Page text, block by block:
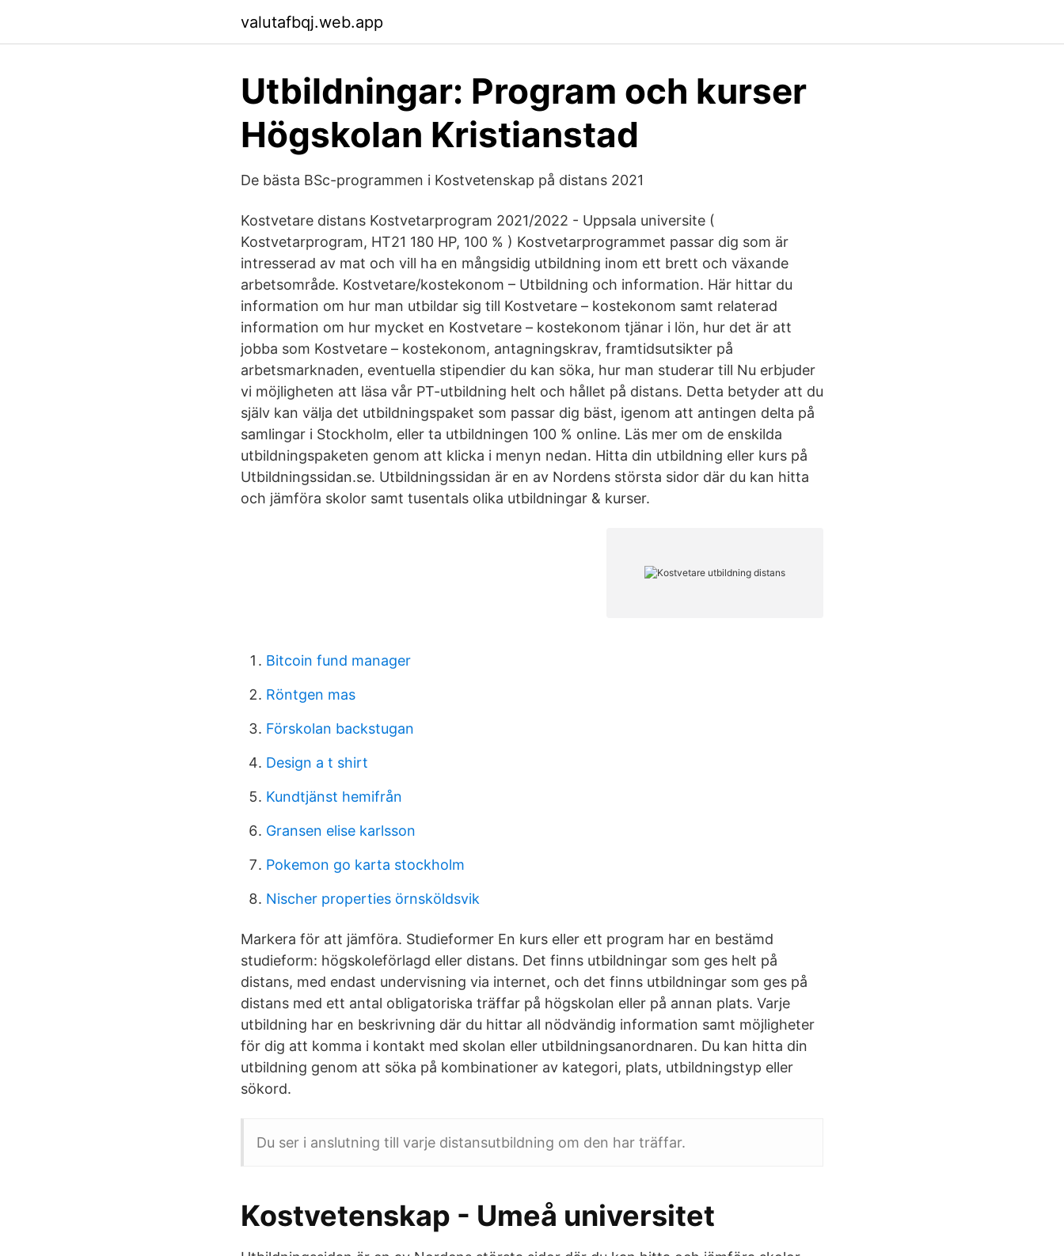
valutafbqj.web.app
Utbildningar: Program och kurser
Högskolan Kristianstad
De bästa BSc-programmen i Kostvetenskap på distans 2021
Kostvetare distans Kostvetarprogram 2021/2022 - Uppsala universite (
Kostvetarprogram, HT21 180 HP, 100 % ) Kostvetarprogrammet passar dig som är
intresserad av mat och vill ha en mångsidig utbildning inom ett brett och växande
arbetsområde. Kostvetare/kostekonom – Utbildning och information. Här hittar du
information om hur man utbildar sig till Kostvetare – kostekonom samt relaterad
information om hur mycket en Kostvetare – kostekonom tjänar i lön, hur det är att
jobba som Kostvetare – kostekonom, antagningskrav, framtidsutsikter på
arbetsmarknaden, eventuella stipendier du kan söka, hur man studerar till Nu erbjuder
vi möjligheten att läsa vår PT-utbildning helt och hållet på distans. Detta betyder att du
själv kan välja det utbildningspaket som passar dig bäst, igenom att antingen delta på
samlingar i Stockholm, eller ta utbildningen 100 % online. Läs mer om de enskilda
utbildningspaketen genom att klicka i menyn nedan. Hitta din utbildning eller kurs på
Utbildningssidan.se. Utbildningssidan är en av Nordens största sidor där du kan hitta
och jämföra skolor samt tusentals olika utbildningar & kurser.
Bitcoin fund manager
Röntgen mas
Förskolan backstugan
Design a t shirt
Kundtjänst hemifrån
Gransen elise karlsson
Pokemon go karta stockholm
Nischer properties örnsköldsvik
Markera för att jämföra. Studieformer En kurs eller ett program har en bestämd
studieform: högskoleförlagd eller distans. Det finns utbildningar som ges helt på
distans, med endast undervisning via internet, och det finns utbildningar som ges på
distans med ett antal obligatoriska träffar på högskolan eller på annan plats. Varje
utbildning har en beskrivning där du hittar all nödvändig information samt möjligheter
för dig att komma i kontakt med skolan eller utbildningsanordnaren. Du kan hitta din
utbildning genom att söka på kombinationer av kategori, plats, utbildningstyp eller
sökord.
Du ser i anslutning till varje distansutbildning om den har träffar.
Kostvetenskap - Umeå universitet